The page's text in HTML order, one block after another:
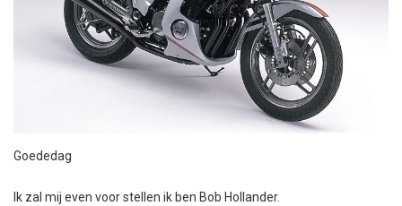
Goededag
Ik zal mij even voor stellen ik ben Bob Hollander.